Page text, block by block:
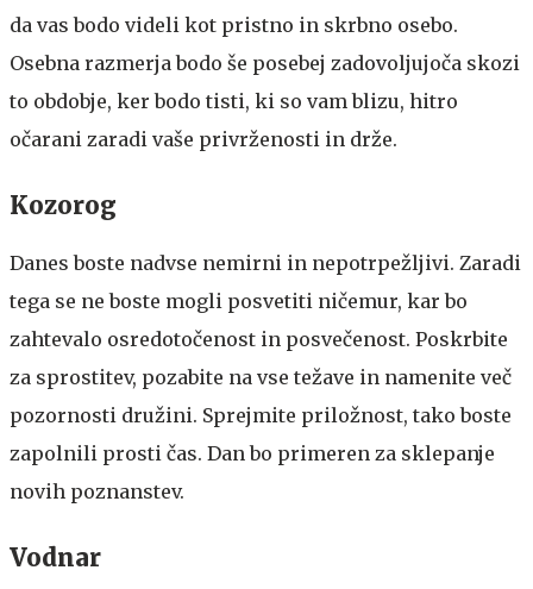
da vas bodo videli kot pristno in skrbno osebo.
Osebna razmerja bodo še posebej zadovoljujoča skozi
to obdobje, ker bodo tisti, ki so vam blizu, hitro
očarani zaradi vaše privrženosti in drže.
Kozorog
Danes boste nadvse nemirni in nepotrpežljivi. Zaradi
tega se ne boste mogli posvetiti ničemur, kar bo
zahtevalo osredotočenost in posvečenost. Poskrbite
za sprostitev, pozabite na vse težave in namenite več
pozornosti družini. Sprejmite priložnost, tako boste
zapolnili prosti čas. Dan bo primeren za sklepanje
novih poznanstev.
Vodnar